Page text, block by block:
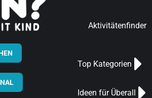
Aktivitätenfinder
Top Kategorien
Ideen für Überall